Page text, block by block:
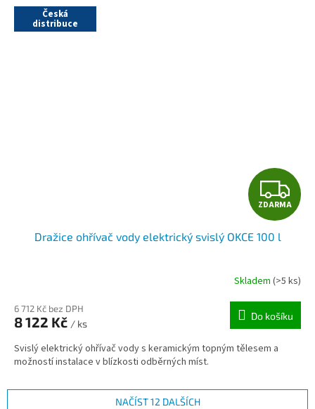
Česká
distribuce
Z
D
R
M
A
ZDARMA
Dražice ohřívač vody elektrický svislý OKCE 100 l
Skladem (>5 ks)
6 712 Kč bez DPH
8 122 Kč / ks
Do košíku
Svislý elektrický ohřívač vody s keramickým topným tělesem a
možností instalace v blízkosti odběrných míst.
NAČÍST 12 DALŠÍCH